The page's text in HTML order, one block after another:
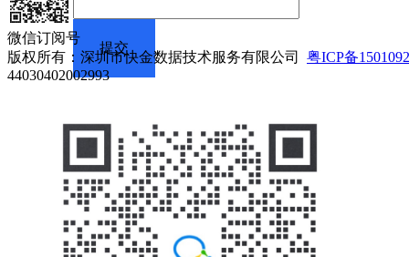
微信订阅号
版权所有：深圳市快金数据技术服务有限公司 粤ICP备
44030402002993